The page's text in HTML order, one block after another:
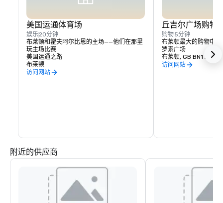
美国运通体育场
娱乐20分钟
布莱顿和霍夫阿尔比恩的主场——他们在那里
玩主场比赛
美国运通之路
布莱顿
访问网站
丘吉尔广场购物
购物5分钟
布莱顿最大的购物中心
罗素广场
布莱顿, GB BN1 2RG
访问网站
附近的供应商